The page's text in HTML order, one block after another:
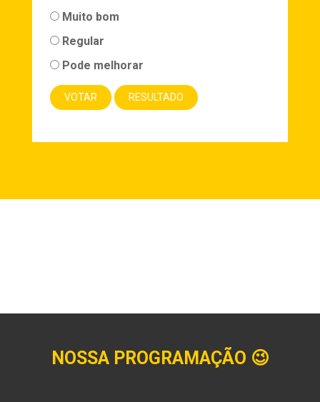
Muito bom
Regular
Pode melhorar
NOSSA PROGRAMAÇÃO 😉